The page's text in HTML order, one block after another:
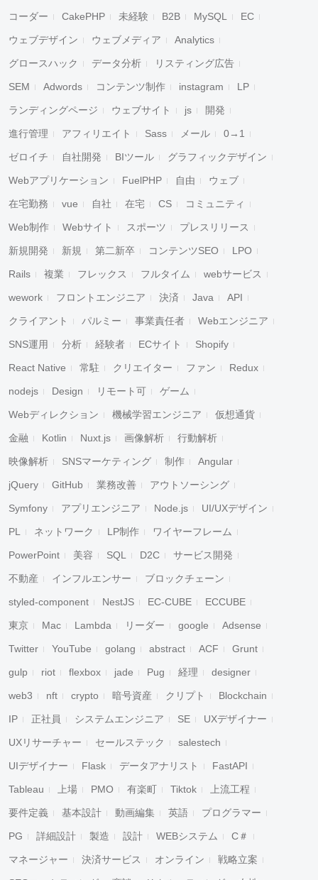
コーダー CakePHP 未経験 B2B MySQL EC
ウェブデザイン ウェブメディア Analytics
グロースハック データ分析 リスティング広告
SEM Adwords コンテンツ制作 instagram LP
ランディングページ ウェブサイト js 開発
進行管理 アフィリエイト Sass メール 0→1
ゼロイチ 自社開発 BIツール グラフィックデザイン
Webアプリケーション FuelPHP 自由 ウェブ
在宅勤務 vue 自社 在宅 CS コミュニティ
Web制作 Webサイト スポーツ プレスリリース
新規開発 新規 第二新卒 コンテンツSEO LPO
Rails 複業 フレックス フルタイム webサービス
wework フロントエンジニア 決済 Java API
クライアント パルミー 事業責任者 Webエンジニア
SNS運用 分析 経験者 ECサイト Shopify
React Native 常駐 クリエイター ファン Redux
nodejs Design リモート可 ゲーム
Webディレクション 機械学習エンジニア 仮想通貨
金融 Kotlin Nuxt.js 画像解析 行動解析
映像解析 SNSマーケティング 制作 Angular
jQuery GitHub 業務改善 アウトソーシング
Symfony アプリエンジニア Node.js UI/UXデザイン
PL ネットワーク LP制作 ワイヤーフレーム
PowerPoint 美容 SQL D2C サービス開発
不動産 インフルエンサー ブロックチェーン
styled-component NestJS EC-CUBE ECCUBE
東京 Mac Lambda リーダー google Adsense
Twitter YouTube golang abstract ACF Grunt
gulp riot flexbox jade Pug 経理 designer
web3 nft crypto 暗号資産 クリプト Blockchain
IP 正社員 システムエンジニア SE UXデザイナー
UXリサーチャー セールステック salestech
UIデザイナー Flask データアナリスト FastAPI
Tableau 上場 PMO 有楽町 Tiktok 上流工程
要件定義 基本設計 動画編集 英語 プログラマー
PG 詳細設計 製造 設計 WEBシステム C＃
マネージャー 決済サービス オンライン 戦略立案